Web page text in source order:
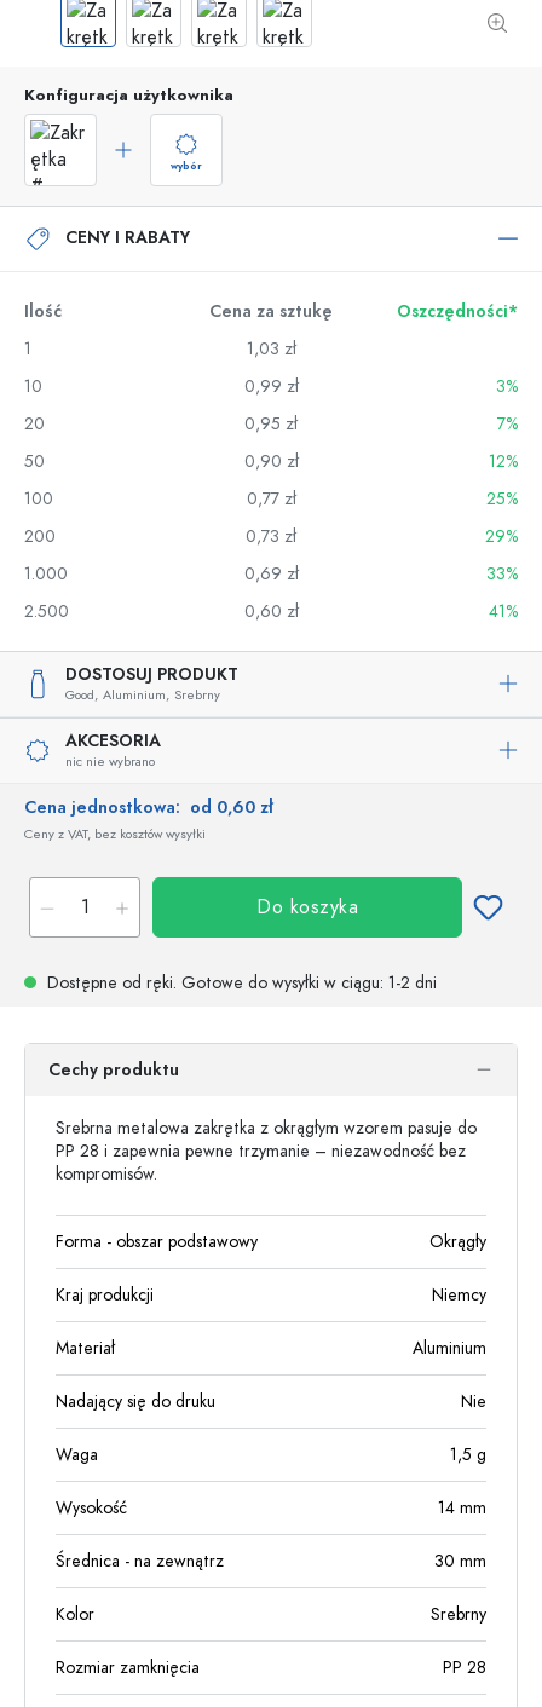
Konfiguracja użytkownika
wybór
CENY I RABATY
Ilość Cena za sztukę
Oszczędności*
1
1,03 zł
10
0,99 zł
3%
20
0,95 zł
7%
50
0,90 zł
12%
100
0,77 zł
25%
200
0,73 zł
29%
1.000
0,69 zł
33%
2.500
0,60 zł 41%
DOSTOSUJ PRODUKT
Good, Aluminium, Srebrny
AKCESORIA
nic nie wybrano
Cena jednostkowa: od 0,60 zł
Ceny z VAT, bez kosztów wysyłki
Do koszyka
Dostępne od ręki. Gotowe do wysyłki w ciągu: 1-2 dni
Cechy produktu
Srebrna metalowa zakrętka z okrągłym wzorem pasuje do
PP 28 i zapewnia pewne trzymanie – niezawodność bez
kompromisów.
Forma - obszar podstawowy Okrągły
Kraj produkcji Niemcy
Materiał Aluminium
Nadający się do druku Nie
Waga 1,5 g
Wysokość 14 mm
Średnica - na zewnątrz 30 mm
Kolor Srebrny
Rozmiar zamknięcia PP 28